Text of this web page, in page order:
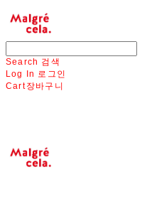
Search 검색
Log In 로그인
Cart장바구니